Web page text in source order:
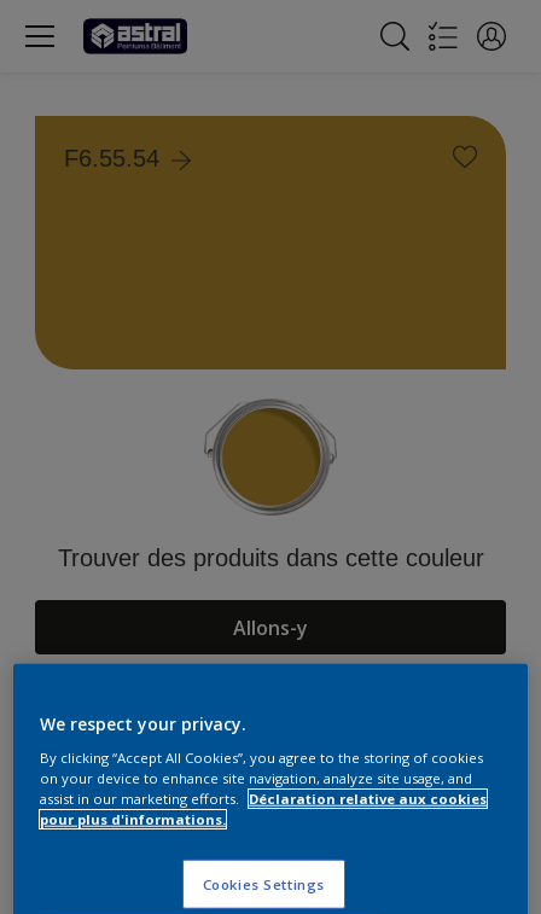
F6.55.54
Trouver des produits dans cette couleur
Allons-y
Suggestions d'Harmonies
We respect your privacy.
By clicking “Accept All Cookies”, you agree to the storing of cookies
on your device to enhance site navigation, analyze site usage, and
assist in our marketing efforts.
Déclaration relative aux cookies
pour plus d'informations.
Cookies Settings